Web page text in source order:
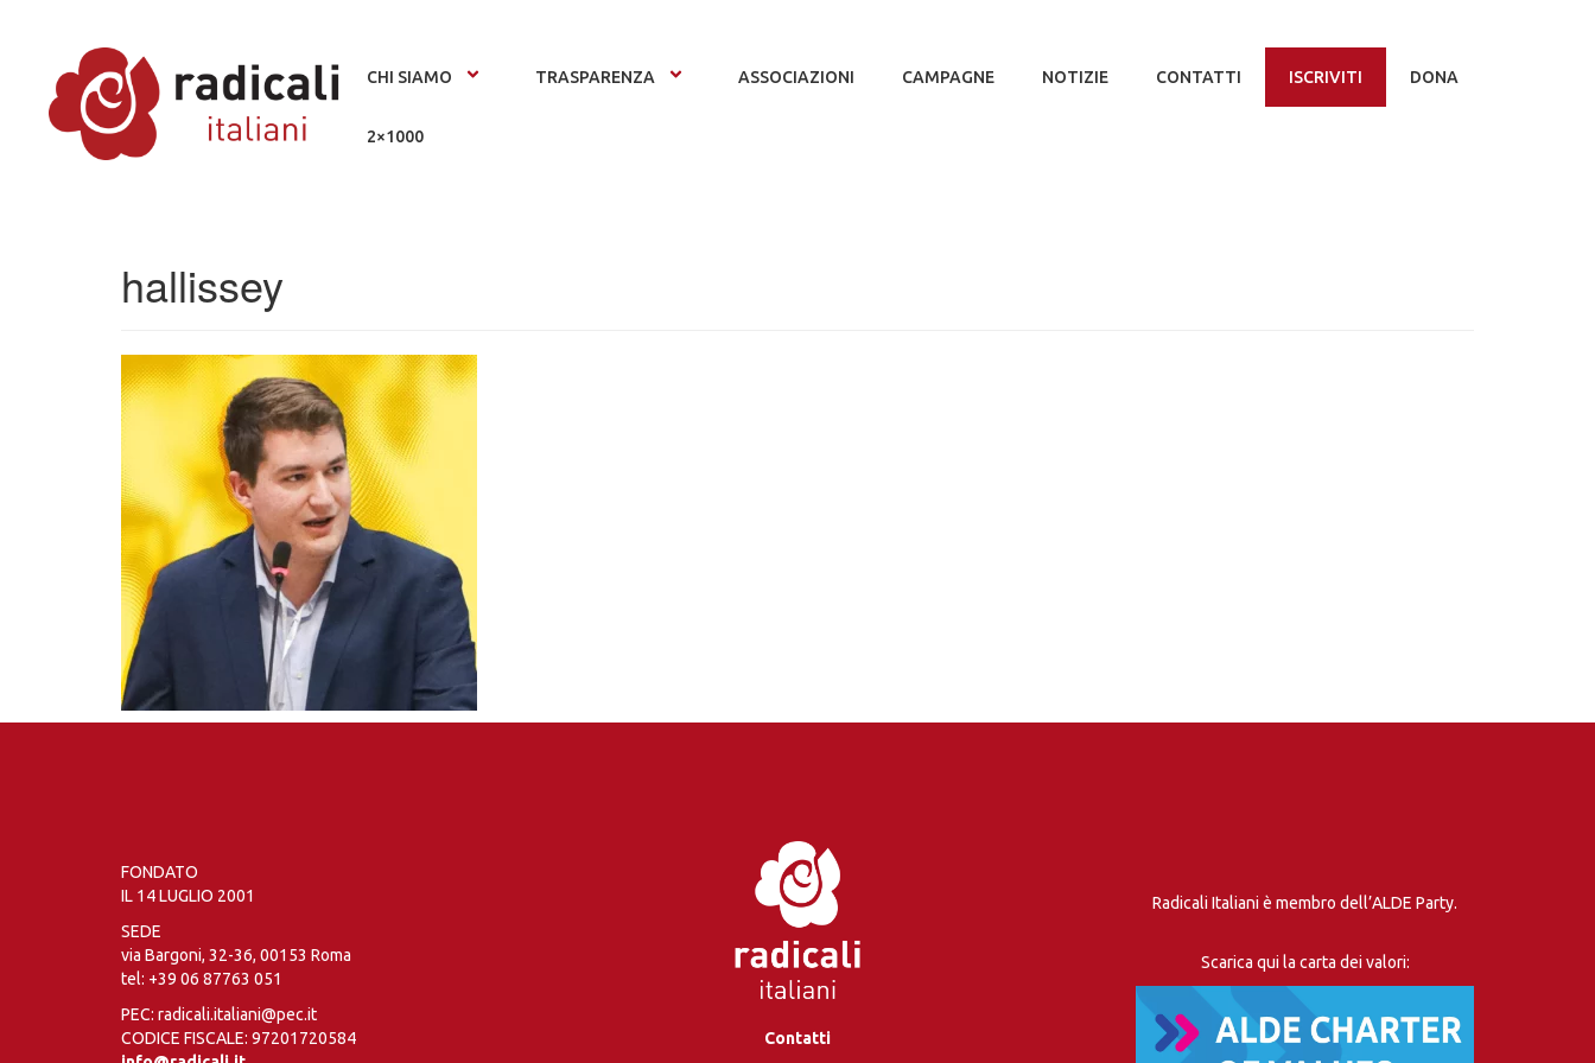
CHI SIAMO TRASPARENZA ASSOCIAZIONI CAMPAGNE NOTIZIE CONTATTI ISCRIVITI DONA
2×1000
hallissey
FONDATO
IL 14 LUGLIO 2001
SEDE
via Bargoni, 32-36, 00153 Roma
tel: +39 06 87763 051
PEC: radicali.italiani@pec.it
CODICE FISCALE: 97201720584
Contatti
Radicali Italiani è membro dell’ALDE Party.
Scarica qui la carta dei valori: